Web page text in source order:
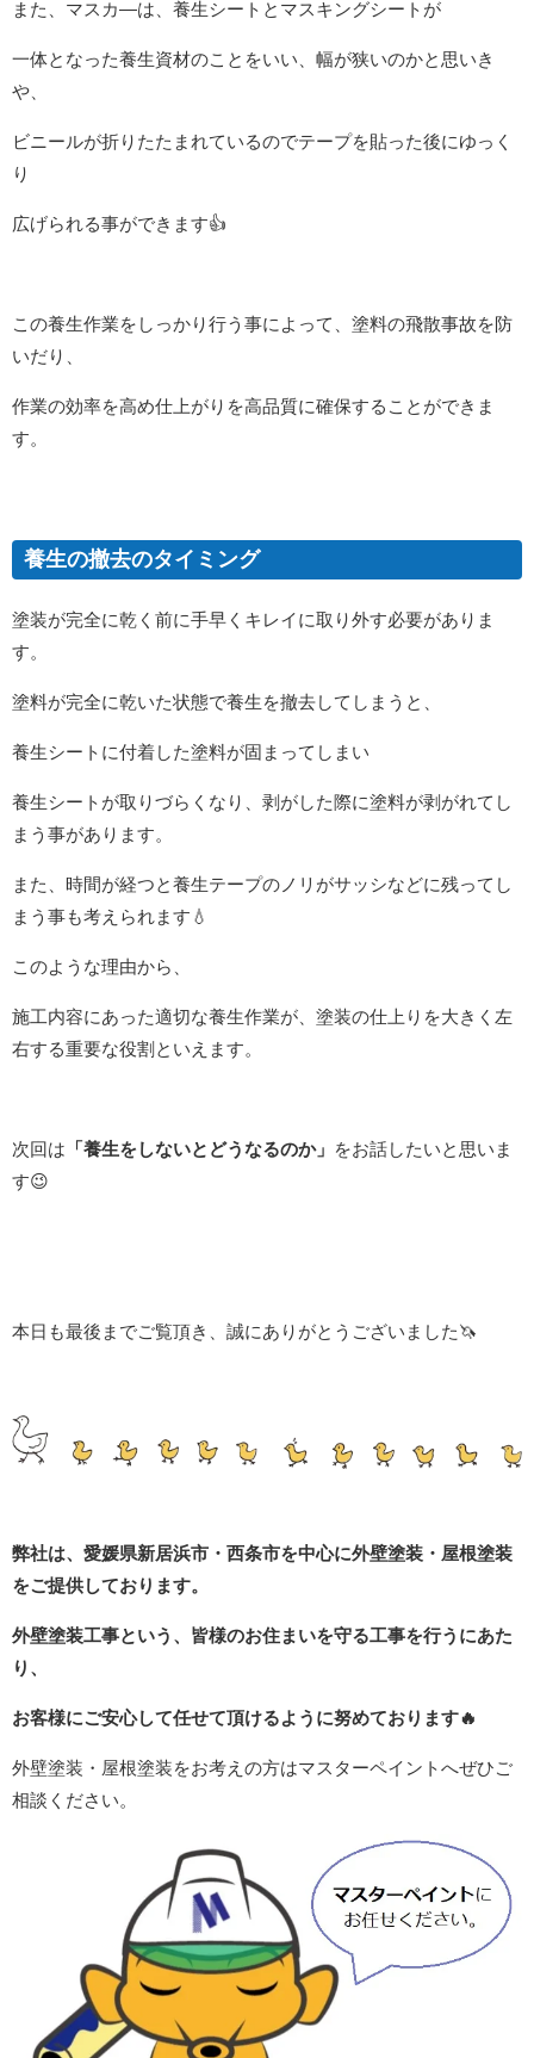
また、マスカ―は、養生シートとマスキングシートが
一体となった養生資材のことをいい、幅が狭いのかと思いき
や、
ビニールが折りたたまれているのでテープを貼った後にゆっく
り
広げられる事ができます👍
この養生作業をしっかり行う事によって、塗料の飛散事故を防
いだり、
作業の効率を高め仕上がりを高品質に確保することができま
す。
養生の撤去のタイミング
塗装が完全に乾く前に手早くキレイに取り外す必要がありま
す。
塗料が完全に乾いた状態で養生を撤去してしまうと、
養生シートに付着した塗料が固まってしまい
養生シートが取りづらくなり、剥がした際に塗料が剥がれてし
まう事があります。
また、時間が経つと養生テープのノリがサッシなどに残ってし
まう事も考えられます💧
このような理由から、
施工内容にあった適切な養生作業が、塗装の仕上りを大きく左
右する重要な役割といえます。
次回は 「養生をしないとどうなるのか」 をお話したいと思いま
す😉
本日も最後までご覧頂き、誠にありがとうございました🦄
弊社は、愛媛県新居浜市・西条市を中心に外壁塗装・屋根塗装
をご提供しております。
外壁塗装工事という、皆様のお住まいを守る工事を行うにあた
り、
お客様にご安心して任せて頂けるように努めております🔥
外壁塗装・屋根塗装をお考えの方はマスターペイントへぜひご
相談ください。